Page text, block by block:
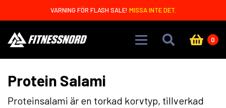
VARNING FÖR FLASH SALE! MISSA INTE DET.
0
Protein Salami
Proteinsalami är en torkad korvtyp, tillverkad